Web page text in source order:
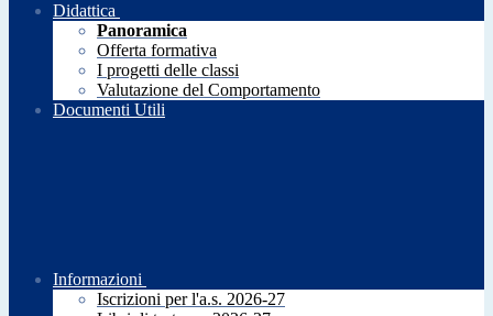
Didattica
Panoramica
Offerta formativa
I progetti delle classi
Valutazione del Comportamento
Documenti Utili
Informazioni
Iscrizioni per l'a.s. 2026-27